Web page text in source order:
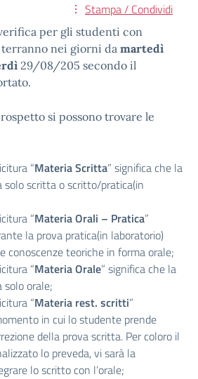
Stampa / Condividi
per gli studenti con
terranno nei giorni da martedì
29/08/205 secondo il
si possono trovare le
“Materia Scritta” significa che la
solo scritta o scritto/pratica(in
“Materia Orali – Pratica”
la prova pratica(in laboratorio)
conoscenze teoriche in forma orale;
“Materia Orale” significa che la
solo orale;
“Materia rest. scritti”
in cui lo studente prende
della prova scritta. Per coloro il
lo preveda, vi sarà la
lo scritto con l’orale;